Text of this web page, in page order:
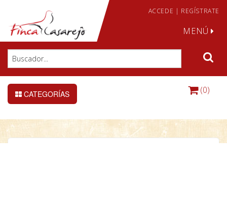
ACCEDE | REGÍSTRATE
MENÚ
CATEGORÍAS (0)